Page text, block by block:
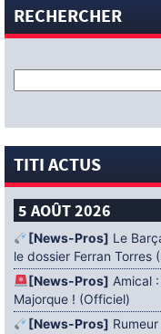
RECHERCHER
TITI ACTUS
5 AOÛT 2026
[News-Pros] Le
le dossier Ferran Torres
[News-Pros] Amical
Majorque ! (Officiel)
[News-Pros]